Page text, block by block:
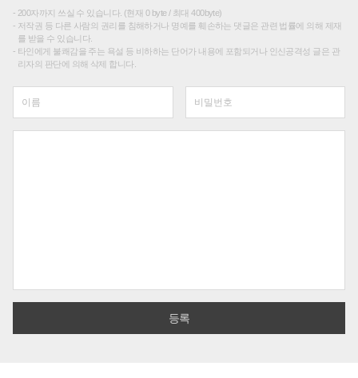
200자까지 쓰실 수 있습니다. (현재 0 byte / 최대 400byte)
저작권 등 다른 사람의 권리를 침해하거나 명예를 훼손하는 댓글은 관련 법률에 의해 제재
를 받을 수 있습니다.
타인에게 불쾌감을 주는 욕설 등 비하하는 단어가 내용에 포함되거나 인신공격성 글은 관
리자의 판단에 의해 삭제 합니다.